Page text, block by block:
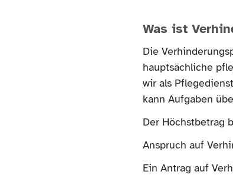
Was ist
Die
hauptsächliche
wir als
kann Aufgaben
Der Höchstbetrag
Anspruch auf
Ein Antrag auf